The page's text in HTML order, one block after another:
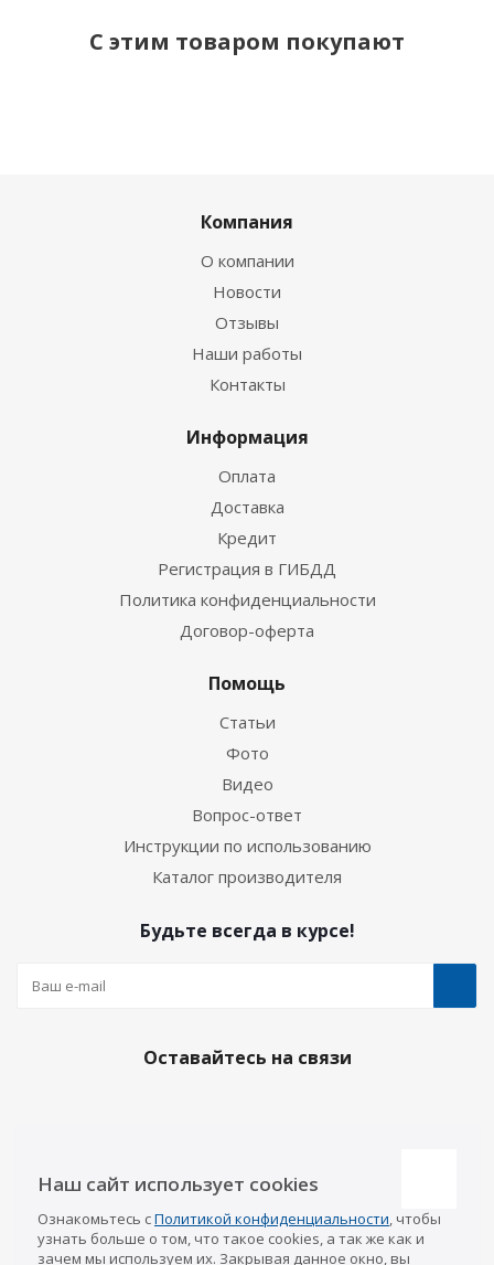
С этим товаром покупают
Компания
О компании
Новости
Отзывы
Наши работы
Контакты
Информация
Оплата
Доставка
Кредит
Регистрация в ГИБДД
Политика конфиденциальности
Договор-оферта
Помощь
Статьи
Фото
Видео
Вопрос-ответ
Инструкции по использованию
Каталог производителя
Будьте всегда в курсе!
Оставайтесь на связи
Казань
8 (843) 207-03-08
Уфа
info@a-pricep.ru
Наш сайт использует cookies
Ознакомьтесь сПолитикой конфиденциальности, чтобы
узнать больше о том, что такое cookies, а так же как и
зачем мы используем их. Закрывая данное окно, вы